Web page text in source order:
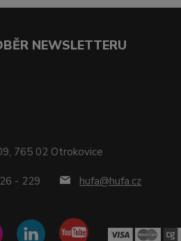
NEWSLETTERU
765 02 Otrokovice
- 229 hufa@hufa.cz